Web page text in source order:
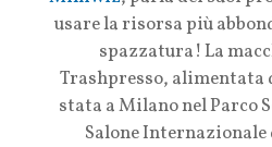
usare la risorsa più
spazzatura! La
Trashpresso, alimentata
stata a Milano nel Parco
Salone Internazionale